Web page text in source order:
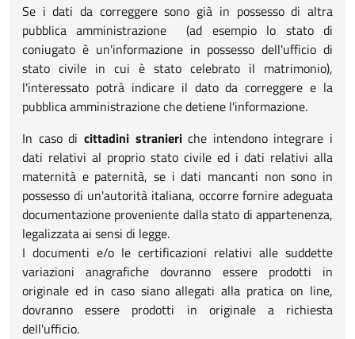
Se i dati da correggere sono già in possesso di altra
pubblica amministrazione (ad esempio lo stato di
coniugato è un'informazione in possesso dell'ufficio di
stato civile in cui è stato celebrato il matrimonio),
l'interessato potrà indicare il dato da correggere e la
pubblica amministrazione che detiene l'informazione.
In caso di cittadini stranieriche intendono integrare i
dati relativi al proprio stato civile ed i dati relativi alla
maternità e paternità, se i dati mancanti non sono in
possesso di un'autorità italiana, occorre fornire adeguata
documentazione proveniente dalla stato di appartenenza,
legalizzata ai sensi di legge.
I documenti e/o le certificazioni relativi alle suddette
variazioni anagrafiche dovranno essere prodotti in
originale ed in caso siano allegati alla pratica on line,
dovranno essere prodotti in originale a richiesta
dell'ufficio.